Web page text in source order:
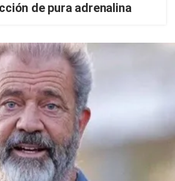
de pura adrenalina